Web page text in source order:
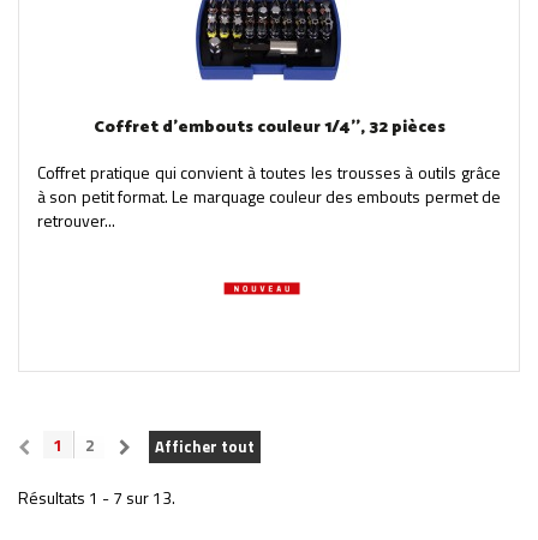
Coffret d'embouts couleur 1/4'', 32 pièces
Coffret pratique qui convient à toutes les trousses à outils grâce
à son petit format. Le marquage couleur des embouts permet de
retrouver...
Afficher tout
1 2
Résultats 1 - 7 sur 13.